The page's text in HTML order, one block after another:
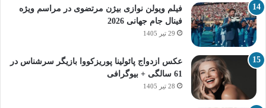
فیلم ویولن نوازی بیژن مرتضوی در مراسم ویژه
فینال جام جهانی 2026
29 تیر 1405
عکس ازدواج پائولینا پوریزکووا بازیگر سرشناس در
61 سالگی + بیوگرافی
28 تیر 1405